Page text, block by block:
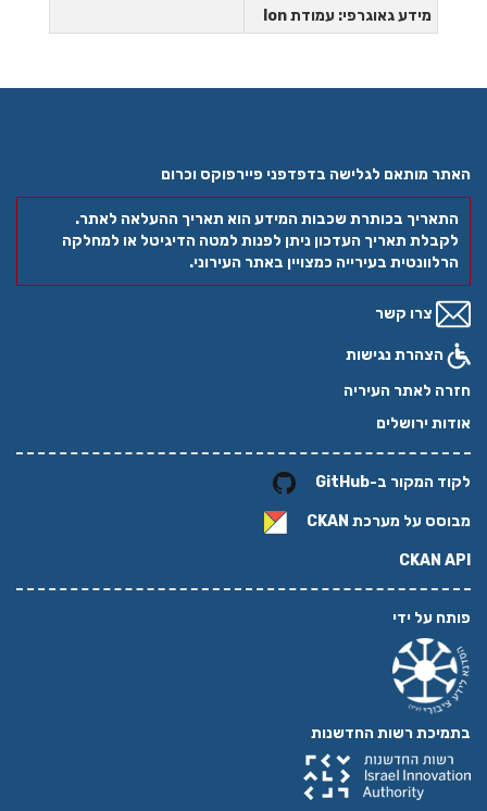
מידע גאוגרפי: עמודת lon
האתר מותאם לגלישה בדפדפני פיירפוקס וכרום
התאריך בכותרת שכבות המידע הוא תאריך ההעלאה לאתר.
לקבלת תאריך העדכון ניתן לפנות למטה הדיגיטל או למחלקה
הרלוונטית בעירייה כמצויין באתר העירוני.
צרו קשר
הצהרת נגישות
חזרה לאתר העיריה
אודות ירושלים
לקוד המקור ב-GitHub
מבוסס על מערכת CKAN
CKAN API
פותח על ידי
בתמיכת רשות החדשנות